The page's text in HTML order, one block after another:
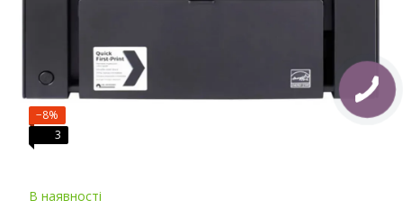
−8%
3
В наявності